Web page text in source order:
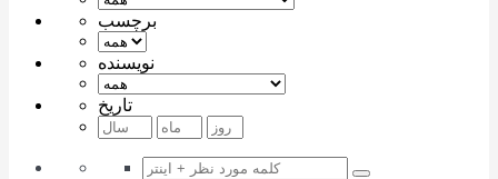
برچسب
نویسنده
تاریخ